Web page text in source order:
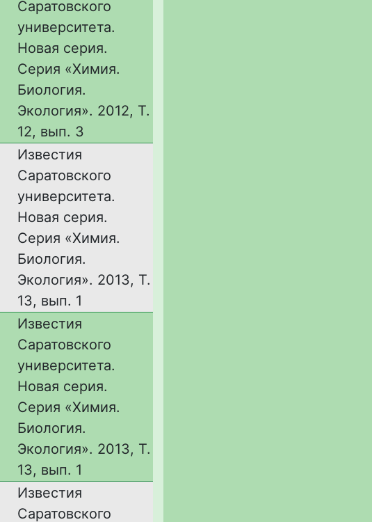
Саратовского
университета.
Новая серия.
Серия «Химия.
Биология.
Экология». 2012, Т.
12, вып. 3
Известия
Саратовского
университета.
Новая серия.
Серия «Химия.
Биология.
Экология». 2013, Т.
13, вып. 1
Известия
Саратовского
университета.
Новая серия.
Серия «Химия.
Биология.
Экология». 2013, Т.
13, вып. 1
Известия
Саратовского